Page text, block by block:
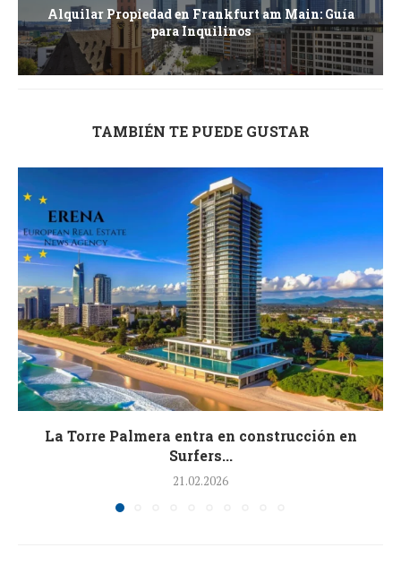
Alquilar Propiedad en Frankfurt am Main: Guía
para Inquilinos
TAMBIÉN TE PUEDE GUSTAR
La Torre Palmera entra en construcción en
Surfers...
21.02.2026